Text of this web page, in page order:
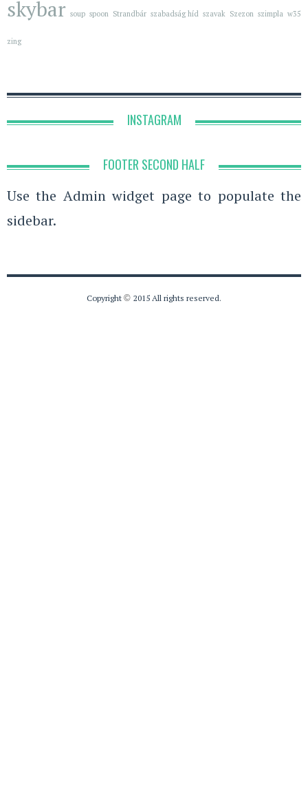
skybar soup spoon Strandbár szabadság híd szavak Szezon szimpla w35
zing
INSTAGRAM
FOOTER SECOND HALF
Use the Admin widget page to populate the
sidebar.
Copyright © 2015 All rights reserved.